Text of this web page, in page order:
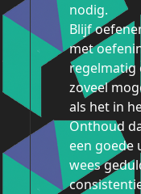
nodig.
Blijf
met
regelmatig
zoveel
als het in
Onthoud
een goede
wees